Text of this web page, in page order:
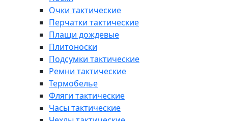
Очки тактические
Перчатки тактические
Плащи дождевые
Плитоноски
Подсумки тактические
Ремни тактические
Термобелье
Фляги тактические
Часы тактические